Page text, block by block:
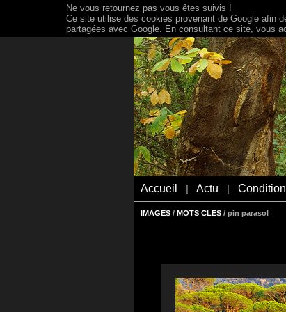
Accueil Actu
IMAGES / MOTS CLES / pin parasol
Ne vous retournez pas vous êtes suivis !
Ce site utilise des cookies provenant de Google afin
partagées avec Google. En consultant ce site, vous